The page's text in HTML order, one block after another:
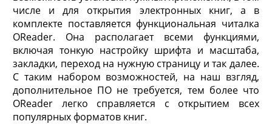
числе и для открытия электронных книг, а в
комплекте поставляется функциональная читалка
OReader. Она располагает всеми функциями,
включая тонкую настройку шрифта и масштаба,
закладки, переход на нужную страницу и так далее.
С таким набором возможностей, на наш взгляд,
дополнительное ПО не требуется, тем более что
OReader легко справляется с открытием всех
популярных форматов книг.